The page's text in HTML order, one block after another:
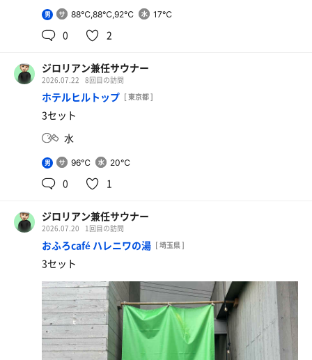
男 88℃,88℃,92℃ 17℃
0 2
ジロリアン兼任サウナー
2026.07.22 8回目の訪問
ホテルヒルトップ [ 東京都 ]
3セット
水
男 96℃ 20℃
0 1
ジロリアン兼任サウナー
2026.07.20 1回目の訪問
おふろcafé ハレニワの湯 [ 埼玉県 ]
3セット